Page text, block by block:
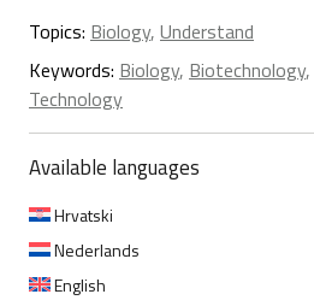
Topics: Biology, Understand
Keywords: Biology, Biotechnology,
Technology
Available languages
Hrvatski
Nederlands
English